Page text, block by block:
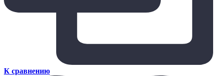
К сравнению